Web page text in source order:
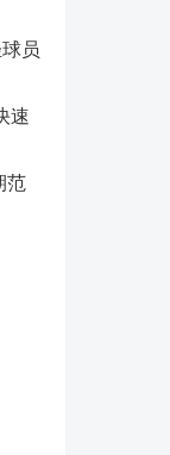
员
速
范